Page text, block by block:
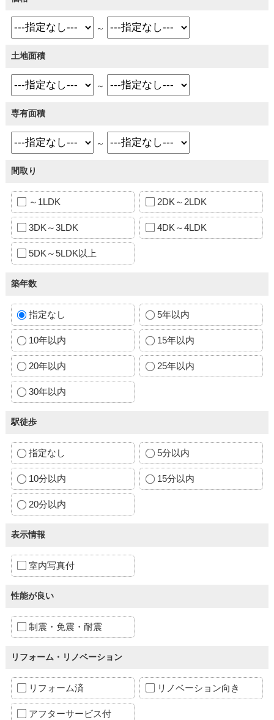
～
土地面積
～
専有面積
～
間取り
～1LDK 2DK～2LDK
3DK～3LDK 4DK～4LDK
5DK～5LDK以上
築年数
指定なし 5年以内
10年以内 15年以内
20年以内 25年以内
30年以内
駅徒歩
指定なし 5分以内
10分以内 15分以内
20分以内
表示情報
室内写真付
性能が良い
制震・免震・耐震
リフォーム・リノベーション
リフォーム済 リノベーション向き
アフターサービス付